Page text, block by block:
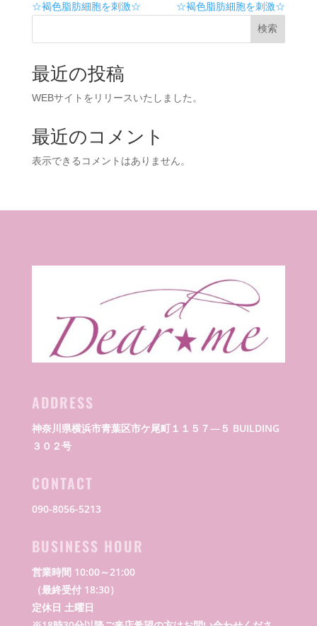
☆褐色脂肪細胞を刺激☆
☆褐色脂肪細胞を刺激☆
検索
最近の投稿
WEBサイトをリリースいたしました。
最近のコメント
表示できるコメントはありません。
ADDRESS
神奈川県横浜市青葉区市ケ尾町１１５７―５ BUILDING
３０２号
CONTACT
090-8056-5213
BUSINESS HOUR
営業時間 10:00～21:00
（最終受付 18:30）
定休日 土曜日